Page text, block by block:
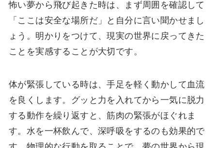
怖い夢から飛び起きた時は、まず周囲を確認して
「ここは安全な場所だ」と自分に言い聞かせまし
ょう。明かりをつけて、現実の世界に戻ってきた
ことを実感することが大切です。
体が緊張している時は、手足を軽く動かして血流
を良くします。グッと力を入れてから一気に脱力
する動作を繰り返すと、筋肉の緊張がほぐれま
す。水を一杯飲んで、深呼吸をするのも効果的で